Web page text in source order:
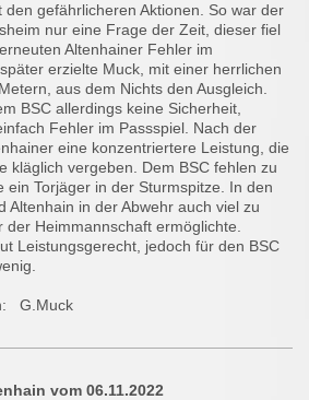
gefährlicheren Aktionen. So war der
nur eine Frage der Zeit, dieser fiel
Altenhainer Fehler im
erzielte Muck, mit einer herrlichen
aus dem Nichts den Ausgleich.
BSC allerdings keine Sicherheit,
Fehler im Passspiel. Nach der
eine konzentriertere Leistung, die
kläglich vergeben. Dem BSC fehlen zu
ein Torjäger in der Sturmspitze. In den
Altenhain in der Abwehr auch viel zu
Heimmannschaft ermöglichte.
Leistungsgerecht, jedoch für den BSC
G.Muck
vom 06.11.2022